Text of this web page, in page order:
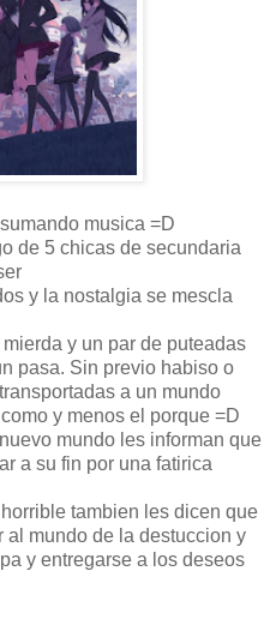
musica =D
de 5 chicas de secundaria
y la nostalgia se mescla
y un par de puteadas
pasa. Sin previo habiso o
a un mundo
y menos el porque =D
mundo les informan que
a su fin por una fatirica
tambien les dicen que
al mundo de la destuccion y
y entregarse a los deseos